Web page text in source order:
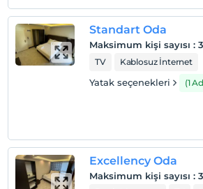
Evcil Hayvan
Evcil hayvan kabul edilmemektedir.
Sigara
Odalarda sigara içilmez
Her bir oda için 6 yaşına kadar 2
Standart Oda
Maksimum kişi sayısı : 3
TV Kablosuz İnternet
Yatak seçenekleri (1
Excellency Oda
Maksimum kişi sayısı : 3